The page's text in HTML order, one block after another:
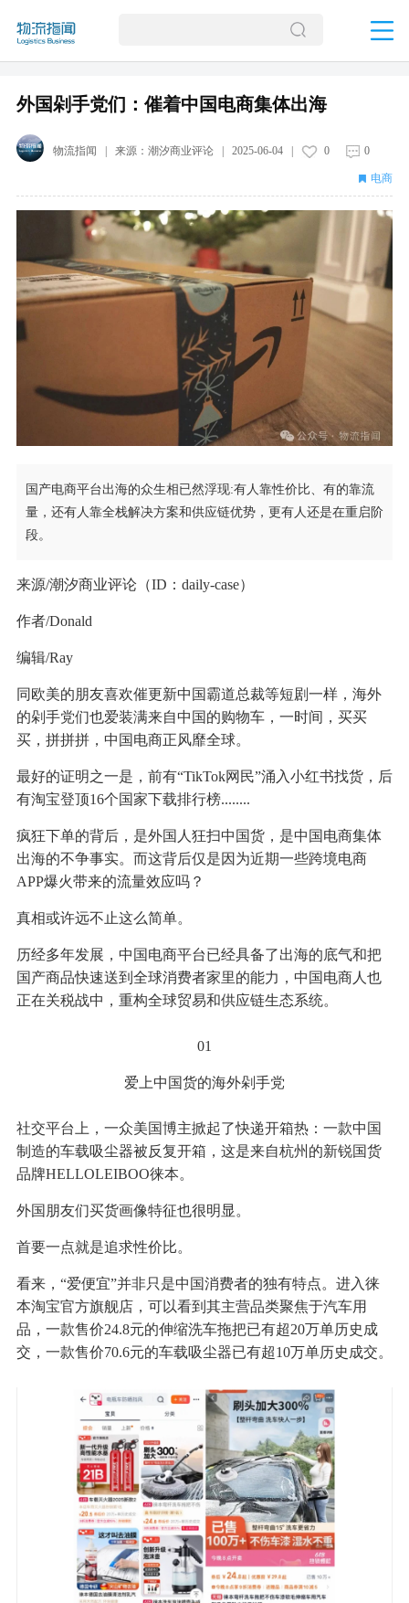
外国剁手党们：催着中国电商集体出海
物流指闻 | 来源： 潮汐商业评论| 2025-06-04| 0 0
电商
国产电商平台出海的众生相已然浮现:有人靠性价比、有的靠流
量，还有人靠全栈解决方案和供应链优势，更有人还是在重启阶
段。
来源/潮汐商业评论（ID：daily-case）
作者/Donald
编辑/Ray
同欧美的朋友喜欢催更新中国霸道总裁等短剧一样，海外
的剁手党们也爱装满来自中国的购物车，一时间，买买
买，拼拼拼，中国电商正风靡全球。
最好的证明之一是，前有“TikTok网民”涌入小红书找货，后
有淘宝登顶16个国家下载排行榜........
疯狂下单的背后，是外国人狂扫中国货，是中国电商集体
出海的不争事实。而这背后仅是因为近期一些跨境电商
APP爆火带来的流量效应吗？
真相或许远不止这么简单。
历经多年发展，中国电商平台已经具备了出海的底气和把
国产商品快速送到全球消费者家里的能力，中国电商人也
正在关税战中，重构全球贸易和供应链生态系统。
01
爱上中国货的海外剁手党
社交平台上，一众美国博主掀起了快递开箱热：一款中国
制造的车载吸尘器被反复开箱，这是来自杭州的新锐国货
品牌HELLOLEIBOO徕本。
外国朋友们买货画像特征也很明显。
首要一点就是追求性价比。
看来，“爱便宜”并非只是中国消费者的独有特点。进入徕
本淘宝官方旗舰店，可以看到其主营品类聚焦于汽车用
品，一款售价24.8元的伸缩洗车拖把已有超20万单历史成
交，一款售价70.6元的车载吸尘器已有超10万单历史成交。